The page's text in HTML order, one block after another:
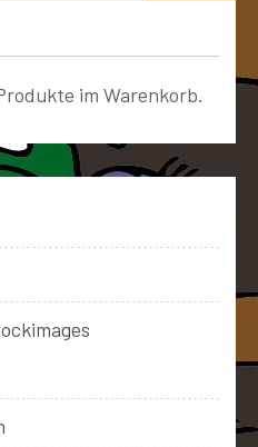
im Warenkorb.